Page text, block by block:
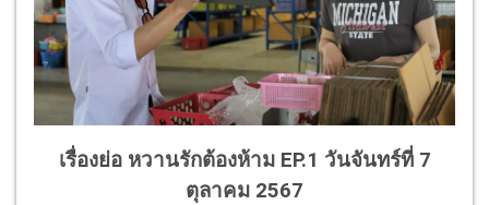
เรื่องย่อ หวานรักต้องห้าม EP.1 วันจันทร์ที่ 7
ตุลาคม 2567